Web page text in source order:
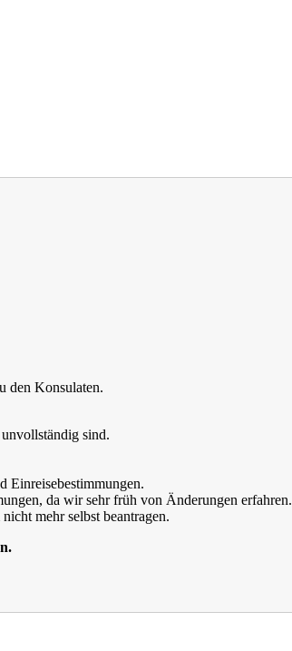
den Konsulaten.
sind.
Einreisebestimmungen.
da wir sehr früh von Änderungen erfahren.
mehr selbst beantragen.